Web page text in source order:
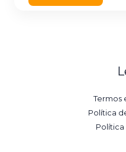
Termos
Política
Política